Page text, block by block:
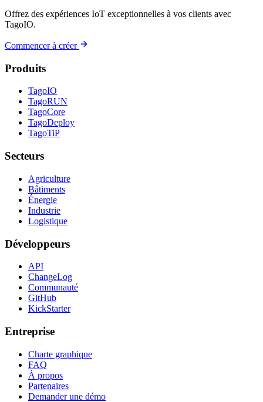
Offrez des expériences IoT exceptionnelles à vos clients avec
TagoIO.
Commencer à créer
Produits
TagoIO
TagoRUN
TagoCore
TagoDeploy
TagoTiP
Secteurs
Agriculture
Bâtiments
Énergie
Industrie
Logistique
Développeurs
API
ChangeLog
Communauté
GitHub
KickStarter
Entreprise
Charte graphique
FAQ
À propos
Partenaires
Demander une démo